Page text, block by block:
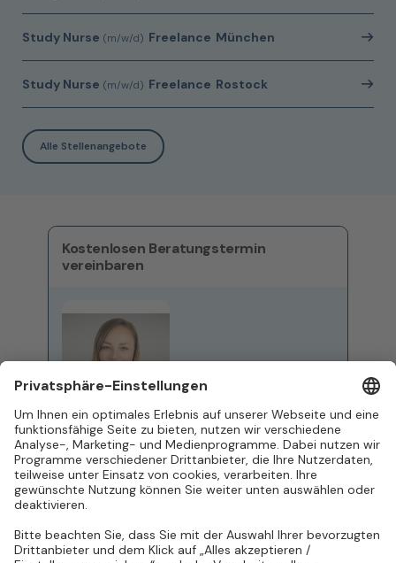
Study Nurse (m/w/d) Freelance München
Study Nurse (m/w/d) Freelance Rostock
Alle Stellenangebote
Kostenlosen Beratungstermin
vereinbaren
Katja Strobel
Business Development
Manager
+49 (0)621 / 877 524 85